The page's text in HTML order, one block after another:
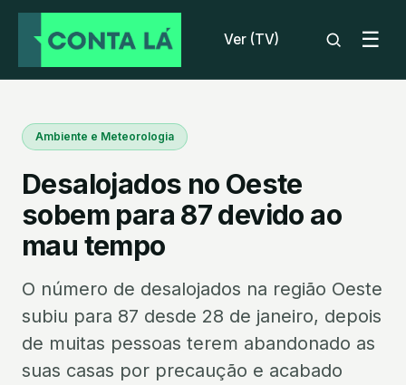
Ver (TV) ☰
Ambiente e Meteorologia
Desalojados no Oeste
sobem para 87 devido ao
mau tempo
O número de desalojados na região Oeste
subiu para 87 desde 28 de janeiro, depois
de muitas pessoas terem abandonado as
suas casas por precaução e acabado